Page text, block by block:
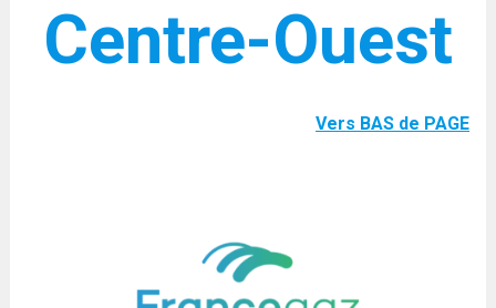
Centre-Ouest
Vers BAS de PAGE